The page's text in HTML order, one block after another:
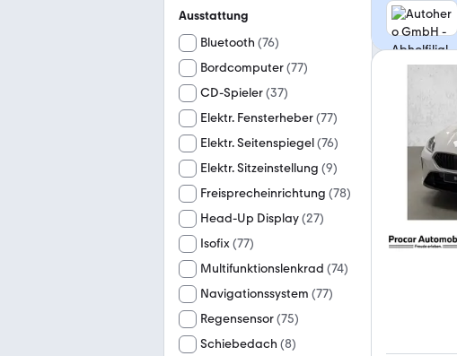
Ausstattung
Bluetooth (76)
Bordcomputer(77)
CD-Spieler(37)
Elektr. Fensterheber(77)
Elektr. Seitenspiegel(76)
Elektr. Sitzeinstellung (9)
Freisprecheinrichtung (78)
Head-Up Display(27)
Isofix(77)
Multifunktionslenkrad (74)
Navigationssystem (77)
Regensensor(75)
Schiebedach (8)